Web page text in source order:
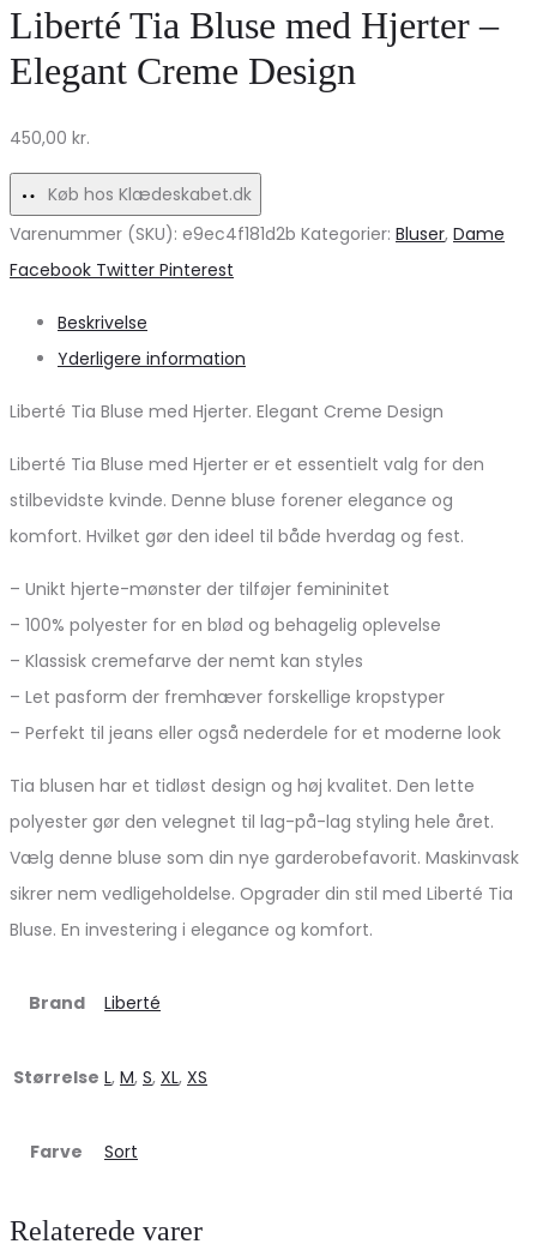
Liberté Tia Bluse med Hjerter –
Elegant Creme Design
450,00 kr.
Køb hos Klædeskabet.dk
Varenummer (SKU): e9ec4f181d2b Kategorier: Bluser, Dame
Share
Facebook Twitter Pinterest
Beskrivelse
Yderligere information
Liberté Tia Bluse med Hjerter. Elegant Creme Design
Liberté Tia Bluse med Hjerter er et essentielt valg for den
stilbevidste kvinde. Denne bluse forener elegance og
komfort. Hvilket gør den ideel til både hverdag og fest.
– Unikt hjerte-mønster der tilføjer femininitet
– 100% polyester for en blød og behagelig oplevelse
– Klassisk cremefarve der nemt kan styles
– Let pasform der fremhæver forskellige kropstyper
– Perfekt til jeans eller også nederdele for et moderne look
Tia blusen har et tidløst design og høj kvalitet. Den lette
polyester gør den velegnet til lag-på-lag styling hele året.
Vælg denne bluse som din nye garderobefavorit. Maskinvask
sikrer nem vedligeholdelse. Opgrader din stil med Liberté Tia
Bluse. En investering i elegance og komfort.
Brand Liberté
Størrelse L, M, S, XL, XS
Farve Sort
Relaterede varer